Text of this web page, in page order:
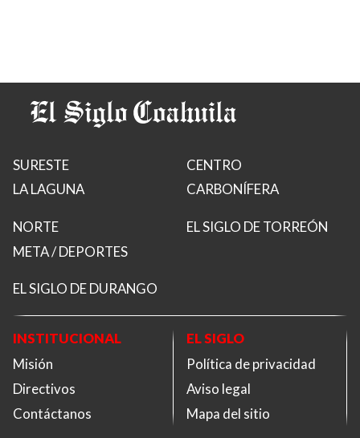
SURESTE
LA LAGUNA
CENTRO
CARBONÍFERA
NORTE
META / DEPORTES
EL SIGLO DE TORREÓN
EL SIGLO DE DURANGO
INSTITUCIONAL
Misión
Directivos
Contáctanos
EL SIGLO
Política de privacidad
Aviso legal
Mapa del sitio